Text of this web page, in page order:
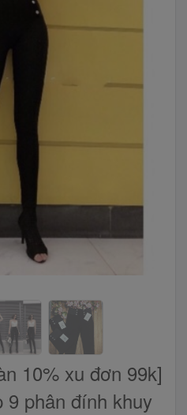
10% xu đơn 99k]
9 phân đính khuy